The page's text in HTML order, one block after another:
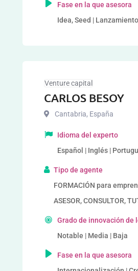
Fase en la que asesora
Idea, Seed |
Venture capital
CARLOS BESOY
Cantabria, España
Idioma del experto
Español | Inglés |
Tipo de agente
FORMACIÓN para
ASESOR, CONSULTOR,
Grado de innovación de
Notable | Media | Baja
Fase en la que asesora